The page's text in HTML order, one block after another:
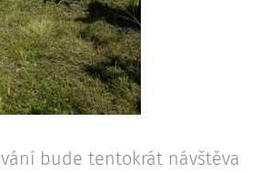
bude tentokrát návštěva